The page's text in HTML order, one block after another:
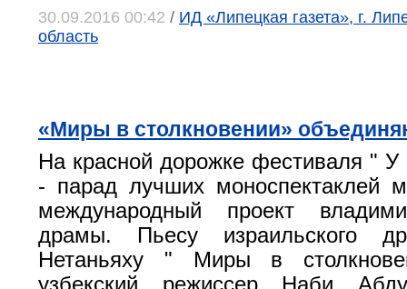
30.09.2016 00:42 / ИД «Липецкая газета», г.
область
«Миры в столкновении»
На красной дорожке фестиваля " У
- парад лучших моноспектаклей
международный проект
драмы. Пьесу израильского
Нетаньяху " Миры в